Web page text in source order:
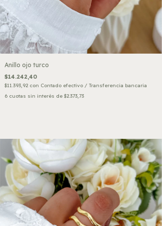
Anillo ojo turco
$14.242,40
$11.393,92 con Contado efectivo / Transferencia bancaria
6 cuotas sin interés de$2.373,73